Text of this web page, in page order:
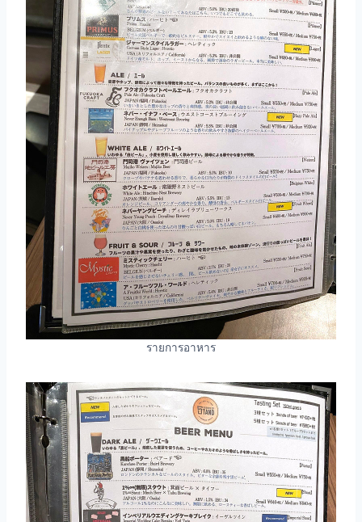
รายการอาหาร